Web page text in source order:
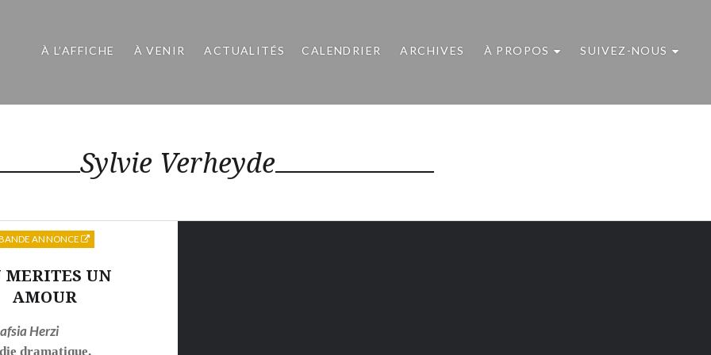
À L’AFFICHE À VENIR ACTUALITÉS CALENDRIER ARCHIVES À PROPOS SUIVEZ-NOUS
Sylvie Verheyde
MERITES UN
AMOUR
Herzi
dramatique,
ANNONCE